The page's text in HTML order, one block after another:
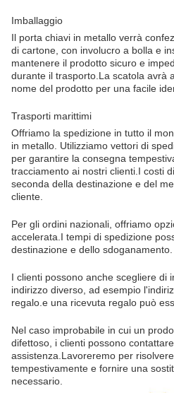
Imballaggio
Il porta chiavi in metallo verrà
di cartone, con involucro a bolla e
mantenere il prodotto sicuro e
durante il trasporto.La scatola avrà
nome del prodotto per una facile
Trasporti marittimi
Offriamo la spedizione in tutto il
in metallo. Utilizziamo vettori di
per garantire la consegna
tracciamento ai nostri clienti.I costi
seconda della destinazione e del
cliente.
Per gli ordini nazionali, offriamo
accelerata.I tempi di spedizione
destinazione e dello sdoganamento.
I clienti possono anche scegliere di
indirizzo diverso, ad esempio
regalo.e una ricevuta regalo può
Nel caso improbabile in cui un
difettoso, i clienti possono
assistenza.Lavoreremo per
tempestivamente e fornire una
necessario.